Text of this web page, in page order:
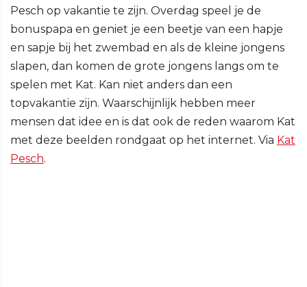
Pesch op vakantie te zijn. Overdag speel je de
bonuspapa en geniet je een beetje van een hapje
en sapje bij het zwembad en als de kleine jongens
slapen, dan komen de grote jongens langs om te
spelen met Kat. Kan niet anders dan een
topvakantie zijn. Waarschijnlijk hebben meer
mensen dat idee en is dat ook de reden waarom Kat
met deze beelden rondgaat op het internet. Via Kat
Pesch.